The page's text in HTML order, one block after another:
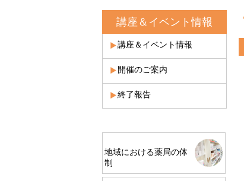
講座＆イベント情報
講座＆イベント情報
開催のご案内
終了報告
地域における薬局の体
制